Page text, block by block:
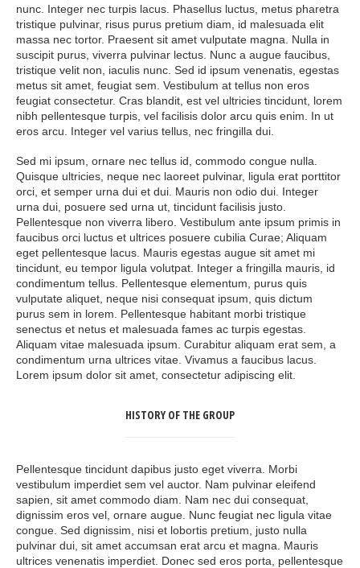
nunc. Integer nec turpis lacus. Phasellus luctus, metus pharetra
tristique pulvinar, risus purus pretium diam, id malesuada elit
massa nec tortor. Praesent sit amet vulputate magna. Nulla in
suscipit purus, viverra pulvinar lectus. Nunc a augue faucibus,
tristique velit non, iaculis nunc. Sed id ipsum venenatis, egestas
metus sit amet, feugiat sem. Vestibulum at tellus non eros
feugiat consectetur. Cras blandit, est vel ultricies tincidunt, lorem
nibh pellentesque turpis, vel facilisis dolor arcu quis enim. In ut
eros arcu. Integer vel varius tellus, nec fringilla dui.
Sed mi ipsum, ornare nec tellus id, commodo congue nulla.
Quisque ultricies, neque nec laoreet pulvinar, ligula erat porttitor
orci, et semper urna dui et dui. Mauris non odio dui. Integer
urna dui, posuere sed urna ut, tincidunt facilisis justo.
Pellentesque non viverra libero. Vestibulum ante ipsum primis in
faucibus orci luctus et ultrices posuere cubilia Curae; Aliquam
eget pellentesque lacus. Mauris egestas augue sit amet mi
tincidunt, eu tempor ligula volutpat. Integer a fringilla mauris, id
condimentum tellus. Pellentesque elementum, purus quis
vulputate aliquet, neque nisi consequat ipsum, quis dictum
purus sem in lorem. Pellentesque habitant morbi tristique
senectus et netus et malesuada fames ac turpis egestas.
Aliquam vitae malesuada ipsum. Curabitur aliquam erat sem, a
condimentum urna ultrices vitae. Vivamus a faucibus lacus.
Lorem ipsum dolor sit amet, consectetur adipiscing elit.
HISTORY OF THE GROUP
Pellentesque tincidunt dapibus justo eget viverra. Morbi
vestibulum imperdiet sem vel auctor. Nam pulvinar eleifend
sapien, sit amet commodo diam. Nam nec dui consequat,
dignissim eros vel, ornare augue. Nunc feugiat nec ligula vitae
congue. Sed dignissim, nisi et lobortis pretium, justo nulla
pulvinar dui, sit amet accumsan erat arcu et magna. Mauris
ultrices venenatis imperdiet. Donec sed eros porta, pellentesque